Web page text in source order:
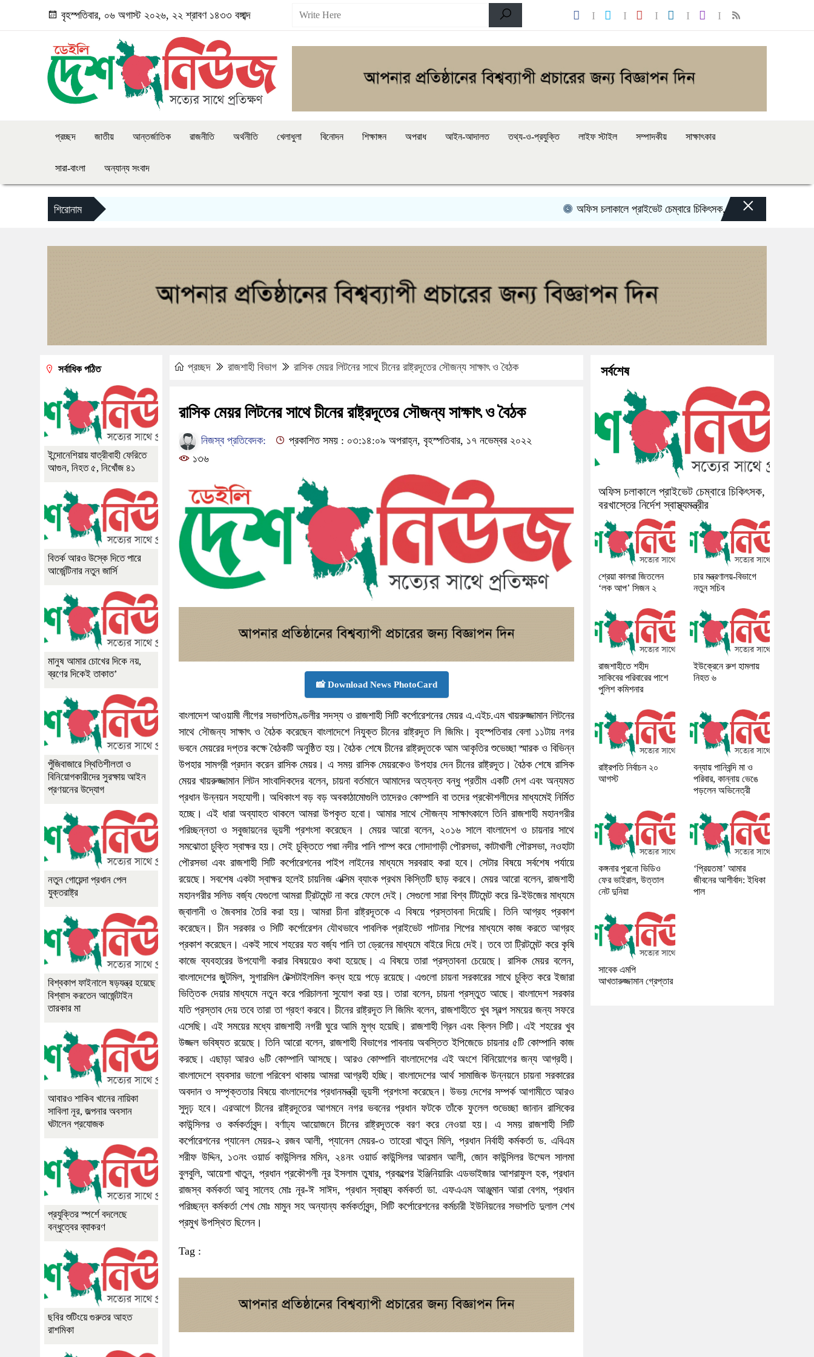
বৃহস্পতিবার, ০৬ অগাস্ট ২০২৬, ২২ শ্রাবণ ১৪৩৩ বঙ্গাব্দ
প্রচ্ছদ জাতীয় আন্তর্জাতিক রাজনীতি অর্থনীতি খেলাধুলা বিনোদন শিক্ষাঙ্গন অপরাধ আইন-আদালত তথ্য-ও-প্রযুক্তি লাইফ স্টাইল সম্পাদকীয় সাক্ষাৎকার
সারা-বাংলা অন্যান্য সংবাদ
শিরোনাম অফিস চলাকালে প্রাইভেট চেম্বারে চিকিৎসক, বরখাস্তের নির্দেশ স্বাস্থ্যমন্ত্রীর
×
প্রচ্ছদ রাজশাহী বিভাগ রাসিক মেয়র লিটনের সাথে চীনের রাষ্ট্রদূতের সৌজন্য সাক্ষাৎ ও বৈঠক
রাসিক মেয়র লিটনের সাথে চীনের রাষ্ট্রদূতের সৌজন্য সাক্ষাৎ ও বৈঠক
নিজস্ব প্রতিবেদক:
প্রকাশিত সময় : ০৩:১৪:০৯ অপরাহ্ন, বৃহস্পতিবার, ১৭ নভেম্বর ২০২২
১৩৬
📸 Download News PhotoCard
বাংলাদেশ আওয়ামী লীগের সভাপতিমণ্ডলীর সদস্য ও রাজশাহী সিটি কর্পোরেশনের মেয়র এ.এইচ.এম খায়রুজ্জামান লিটনের
সাথে সৌজন্য সাক্ষাৎ ও বৈঠক করেছেন বাংলাদেশে নিযুক্ত চীনের রাষ্ট্রদূত লি জিমিং। বৃহস্পতিবার বেলা ১১টায় নগর
ভবনে মেয়রের দপ্তর কক্ষে বৈঠকটি অনুষ্ঠিত হয়। বৈঠক শেষে চীনের রাষ্ট্রদূতকে আম আকৃতির শুভেচ্ছা স্মারক ও বিভিন্ন
উপহার সামগ্রী প্রদান করেন রাসিক মেয়র। এ সময় রাসিক মেয়রকেও উপহার দেন চীনের রাষ্ট্রদূত। বৈঠক শেষে রাসিক
মেয়র খায়রুজ্জামান লিটন সাংবাদিকদের বলেন, চায়না বর্তমানে আমাদের অত্যন্ত বন্ধু প্রতীম একটি দেশ এবং অন্যমত
প্রধান উন্নয়ন সহযোগী। অধিকাংশ বড় বড় অবকাঠামোগুলি তাদেরও কোম্পানি বা তদের প্রকৌশলীদের মাধ্যমেই নির্মিত
হচ্ছে। এই ধারা অব্যাহত থাকলে আমরা উপকৃত হবো। আমার সাথে সৌজন্য সাক্ষাৎকালে তিনি রাজশাহী মহানগরীর
পরিচ্ছন্নতা ও সবুজায়নের ভূয়সী প্রশংসা করেছেন । মেয়র আরো বলেন, ২০১৬ সালে বাংলাদেশ ও চায়নার সাথে
সমঝোতা চুক্তি স্বাক্ষর হয়। সেই চুক্তিতে পদ্মা নদীর পানি পাম্প করে গোদাগাড়ী পৌরসভা, কাটাখালী পৌরসভা, নওহাটা
পৌরসভা এবং রাজশাহী সিটি কর্পোরেশনের পাইপ লাইনের মাধ্যমে সরবরাহ করা হবে। সেটার বিষয়ে সর্বশেষ পর্যায়ে
রয়েছে। সবশেষ একটা স্বাক্ষর হলেই চায়নিজ এক্সিম ব্যাংক প্রথম কিস্তিটি ছাড় করবে। মেয়র আরো বলেন, রাজশাহী
মহানগরীর সলিড বর্জ্য যেগুলো আমরা ট্রিটমেন্ট না করে ফেলে দেই। সেগুলো সারা বিশ্ব টিটমেন্ট করে রি-ইউজের মাধ্যমে
জ্বালানী ও জৈবসার তৈরি করা হয়। আমরা চীনা রাষ্ট্রদূতকে এ বিষয়ে প্রস্তাবনা দিয়েছি। তিনি আগ্রহ প্রকাশ
করেছেন। চীন সরকার ও সিটি কর্পোরেশন যৌথভাবে পাবলিক প্রাইভেট পাটনার শিপের মাধ্যমে কাজ করতে আগ্রহ
প্রকাশ করেছেন। একই সাথে শহরের যত বর্জ্য পানি তা ড্রেনের মাধ্যমে বাইরে দিয়ে দেই। তবে তা ট্রিটমেন্ট করে কৃষি
কাজে ব্যবহারের উপযোগী করার বিষয়য়েও কথা হয়েছে। এ বিষয়ে তারা প্রস্তাবনা চেয়েছে। রাসিক মেয়র বলেন,
বাংলাদেশের জুুটমিল, সুগারমিল টেক্সটাইলমিল কন্ধ হয়ে পড়ে রয়েছে। এগুলো চায়না সরকারের সাথে চুক্তি করে ইজারা
ভিত্তিক দেয়ার মাধ্যমে নতুন করে পরিচালনা সুযোগ করা হয়। তারা বলেন, চায়না প্রস্তুত আছে। বাংলাদেশ সরকার
যতি প্রস্তাব দেয় তবে তারা তা গ্রহণ করবে। চীনের রাষ্ট্রদূত লি জিমিং বলেন, রাজশাহীতে খুব স্বল্প সময়ের জন্য সফরে
এসেছি। এই সময়ের মধ্যে রাজশাহী নগরী ঘুরে আমি মুগ্ধ হয়েছি। রাজশাহী গ্রিন এবং ক্লিন সিটি। এই শহরের খুব
উজ্জল ভবিষ্যত রয়েছে। তিনি আরো বলেন, রাজশাহী বিভাগের পাবনায় অবস্তিত ইপিজেডে চায়নার ৫টি কোম্পানি কাজ
করছে। এছাড়া আরও ৬টি কোম্পানি আসছে। আরও কোম্পানি বাংলাদেশের এই অংশে বিনিয়োগের জন্য আগ্রহী।
বাংলাদেশে ব্যবসার ভালো পরিবেশ থাকায় আমরা আগ্রহী হচ্ছি। বাংলাদেশের আর্থ সামাজিক উন্নয়নে চায়না সরকারের
অবদান ও সম্পৃক্ততার বিষয়ে বাংলাদেশের প্রধানমন্ত্রী ভূয়সী প্রশংসা করেছেন। উভয় দেশের সম্পর্ক আগামীতে আরও
সুদৃঢ় হবে। এরআগে চীনের রাষ্ট্রদূতের আগমনে নগর ভবনের প্রধান ফটকে তাঁকে ফুলেল শুভেচ্ছা জানান রাসিকের
কাউন্সিলর ও কর্মকর্তাবৃন্দ। বর্ণাঢ্য আয়োজনে চীনের রাষ্ট্রদূতকে বরণ করে নেওয়া হয়। এ সময় রাজশাহী সিটি
কর্পোরেশনের প্যানেল মেয়র-২ রজব আলী, প্যানেল মেয়র-৩ তাহেরা খাতুন মিলি, প্রধান নির্বাহী কর্মকর্তা ড. এবিএম
শরীফ উদ্দিন, ১৩নং ওয়ার্ড কাউন্সিলর মমিন, ২৪নং ওয়ার্ড কাউন্সিলর আরমান আলী, জোন কাউন্সিলর উম্মেল সালমা
বুলবুলি, আয়েশা খাতুন, প্রধান প্রকৌশলী নূর ইসলাম তুষার, প্রকল্পের ইঞ্জিনিয়ারিং এডভাইজার আশরাফুল হক, প্রধান
রাজস্ব কর্মকর্তা আবু সালেহ মোঃ নূর-ঈ সাঈদ, প্রধান স্বাস্থ্য কর্মকর্তা ডা. এফএএম আঞ্জুমান আরা বেগম, প্রধান
পরিচ্ছন্ন কর্মকর্তা শেখ মোঃ মামুন সহ অন্যান্য কর্মকর্তাবৃন্দ, সিটি কর্পোরেশনের কর্মচারী ইউনিয়নের সভাপতি দুলাল শেখ
প্রমুখ উপস্থিত ছিলেন।
Tag :
সর্বাধিক পঠিত
ইন্দোনেশিয়ায় যাত্রীবাহী ফেরিতে
আগুন, নিহত ৫, নিখোঁজ ৪১
বিতর্ক আরও উস্কে দিতে পারে
আর্জেন্টিনার নতুন জার্সি
মানুষ আমার চোখের দিকে নয়,
ব্রণের দিকেই তাকাত’
পুঁজিবাজারে স্থিতিশীলতা ও
বিনিয়োগকারীদের সুরক্ষায় আইন
প্রণয়নের উদ্যোগ
নতুন গোয়েন্দা প্রধান পেল
যুক্তরাষ্ট্র
বিশ্বকাপ ফাইনালে ষড়যন্ত্র হয়েছে
বিশ্বাস করতেন আর্জেন্টাইন
তারকার মা
আবারও শাকিব খানের নায়িকা
সাবিলা নূর, জল্পনার অবসান
ঘটালেন প্রযোজক
প্রযুক্তির স্পর্শে বদলেছে
বন্ধুত্বের ব্যাকরণ
ছবির শুটিংয়ে গুরুতর আহত
রাশমিকা
সর্বশেষ
অফিস চলাকালে প্রাইভেট চেম্বারে চিকিৎসক,
বরখাস্তের নির্দেশ স্বাস্থ্যমন্ত্রীর
শ্রেয়া কালরা জিতলেন
‘লক আপ’ সিজন ২
চার মন্ত্রণালয়-বিভাগে
নতুন সচিব
রাজশাহীতে শহীদ
সাকিবের পরিবারের পাশে
পুলিশ কমিশনার
ইউক্রেনে রুশ হামলায়
নিহত ৬
রাষ্ট্রপতি নির্বাচন ২০
আগস্ট
বন্যায় পানিবন্দি মা ও
পরিবার, কান্নায় ভেঙে
পড়লেন অভিনেত্রী
কঙ্গনার পুরনো ভিডিও
ফের ভাইরাল, উত্তাল
নেট দুনিয়া
‘প্রিয়তমা’ আমার
জীবনের আশীর্বাদ: ইধিকা
পাল
সাবেক এমপি
আখতারুজ্জামান গ্রেপ্তার